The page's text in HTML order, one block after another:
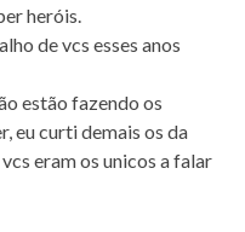
heróis.
de vcs esses anos
estão fazendo os
eu curti demais os da
eram os unicos a falar